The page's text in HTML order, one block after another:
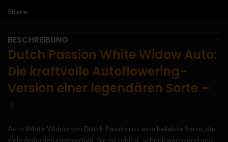
Share:
BESCHREIBUNG
Dutch Passion White Widow Auto:
Die kraftvolle Autoflowering-
Version einer legendären Sorte –
♀️
Auto White Widow von Dutch Passion ist eine beliebte Sorte, die
viele Anforderungen erfüllt. Sie ist robust, schnell wachsend und